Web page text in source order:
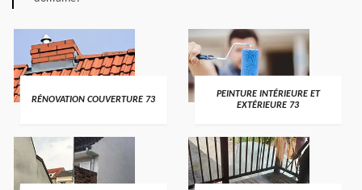
RÉNOVATION COUVERTURE 73
PEINTURE INTÉRIEURE ET
EXTÉRIEURE 73